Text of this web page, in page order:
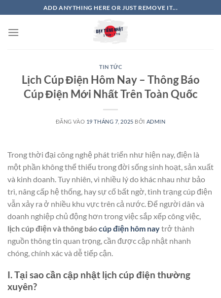
qua
nội
ADD ANYTHING HERE OR JUST REMOVE IT...
TIN TỨC
Lịch Cúp Điện Hôm Nay – Thông Báo
Cúp Điện Mới Nhất Trên Toàn Quốc
ĐĂNG VÀO 19 THÁNG 7, 2025 BỞI ADMIN
Trong thời đại công nghệ phát triển như hiện nay, điện là
một phần không thể thiếu trong đời sống sinh hoạt, sản xuất
và kinh doanh. Tuy nhiên, vì nhiều lý do khác nhau như bảo
trì, nâng cấp hệ thống, hay sự cố bất ngờ, tình trạng cúp điện
vẫn xảy ra ở nhiều khu vực trên cả nước. Để người dân và
doanh nghiệp chủ động hơn trong việc sắp xếp công việc,
lịch cúp điện và thông báocúp điện hôm naytrở thành
nguồn thông tin quan trọng, cần được cập nhật nhanh
chóng, chính xác và dễ tiếp cận.
I. Tại sao cần cập nhật lịch cúp điện thường
xuyên?